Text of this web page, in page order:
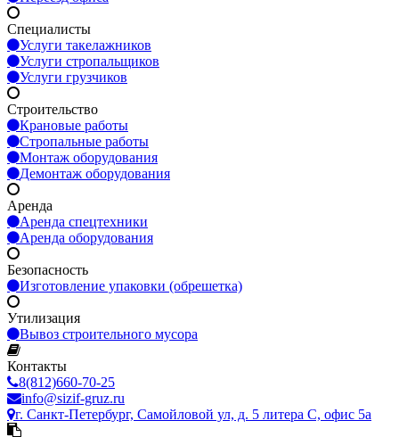
Специалисты
Услуги такелажников
Услуги стропальщиков
Услуги грузчиков
Строительство
Крановые работы
Стропальные работы
Монтаж оборудования
Демонтаж оборудования
Аренда
Аренда спецтехники
Аренда оборудования
Безопасность
Изготовление упаковки (обрешетка)
Утилизация
Вывоз строительного мусора
Контакты
8(812)660-70-25
info@sizif-gruz.ru
г. Санкт-Петербург, Самойловой ул, д. 5 литера С, офис 5а